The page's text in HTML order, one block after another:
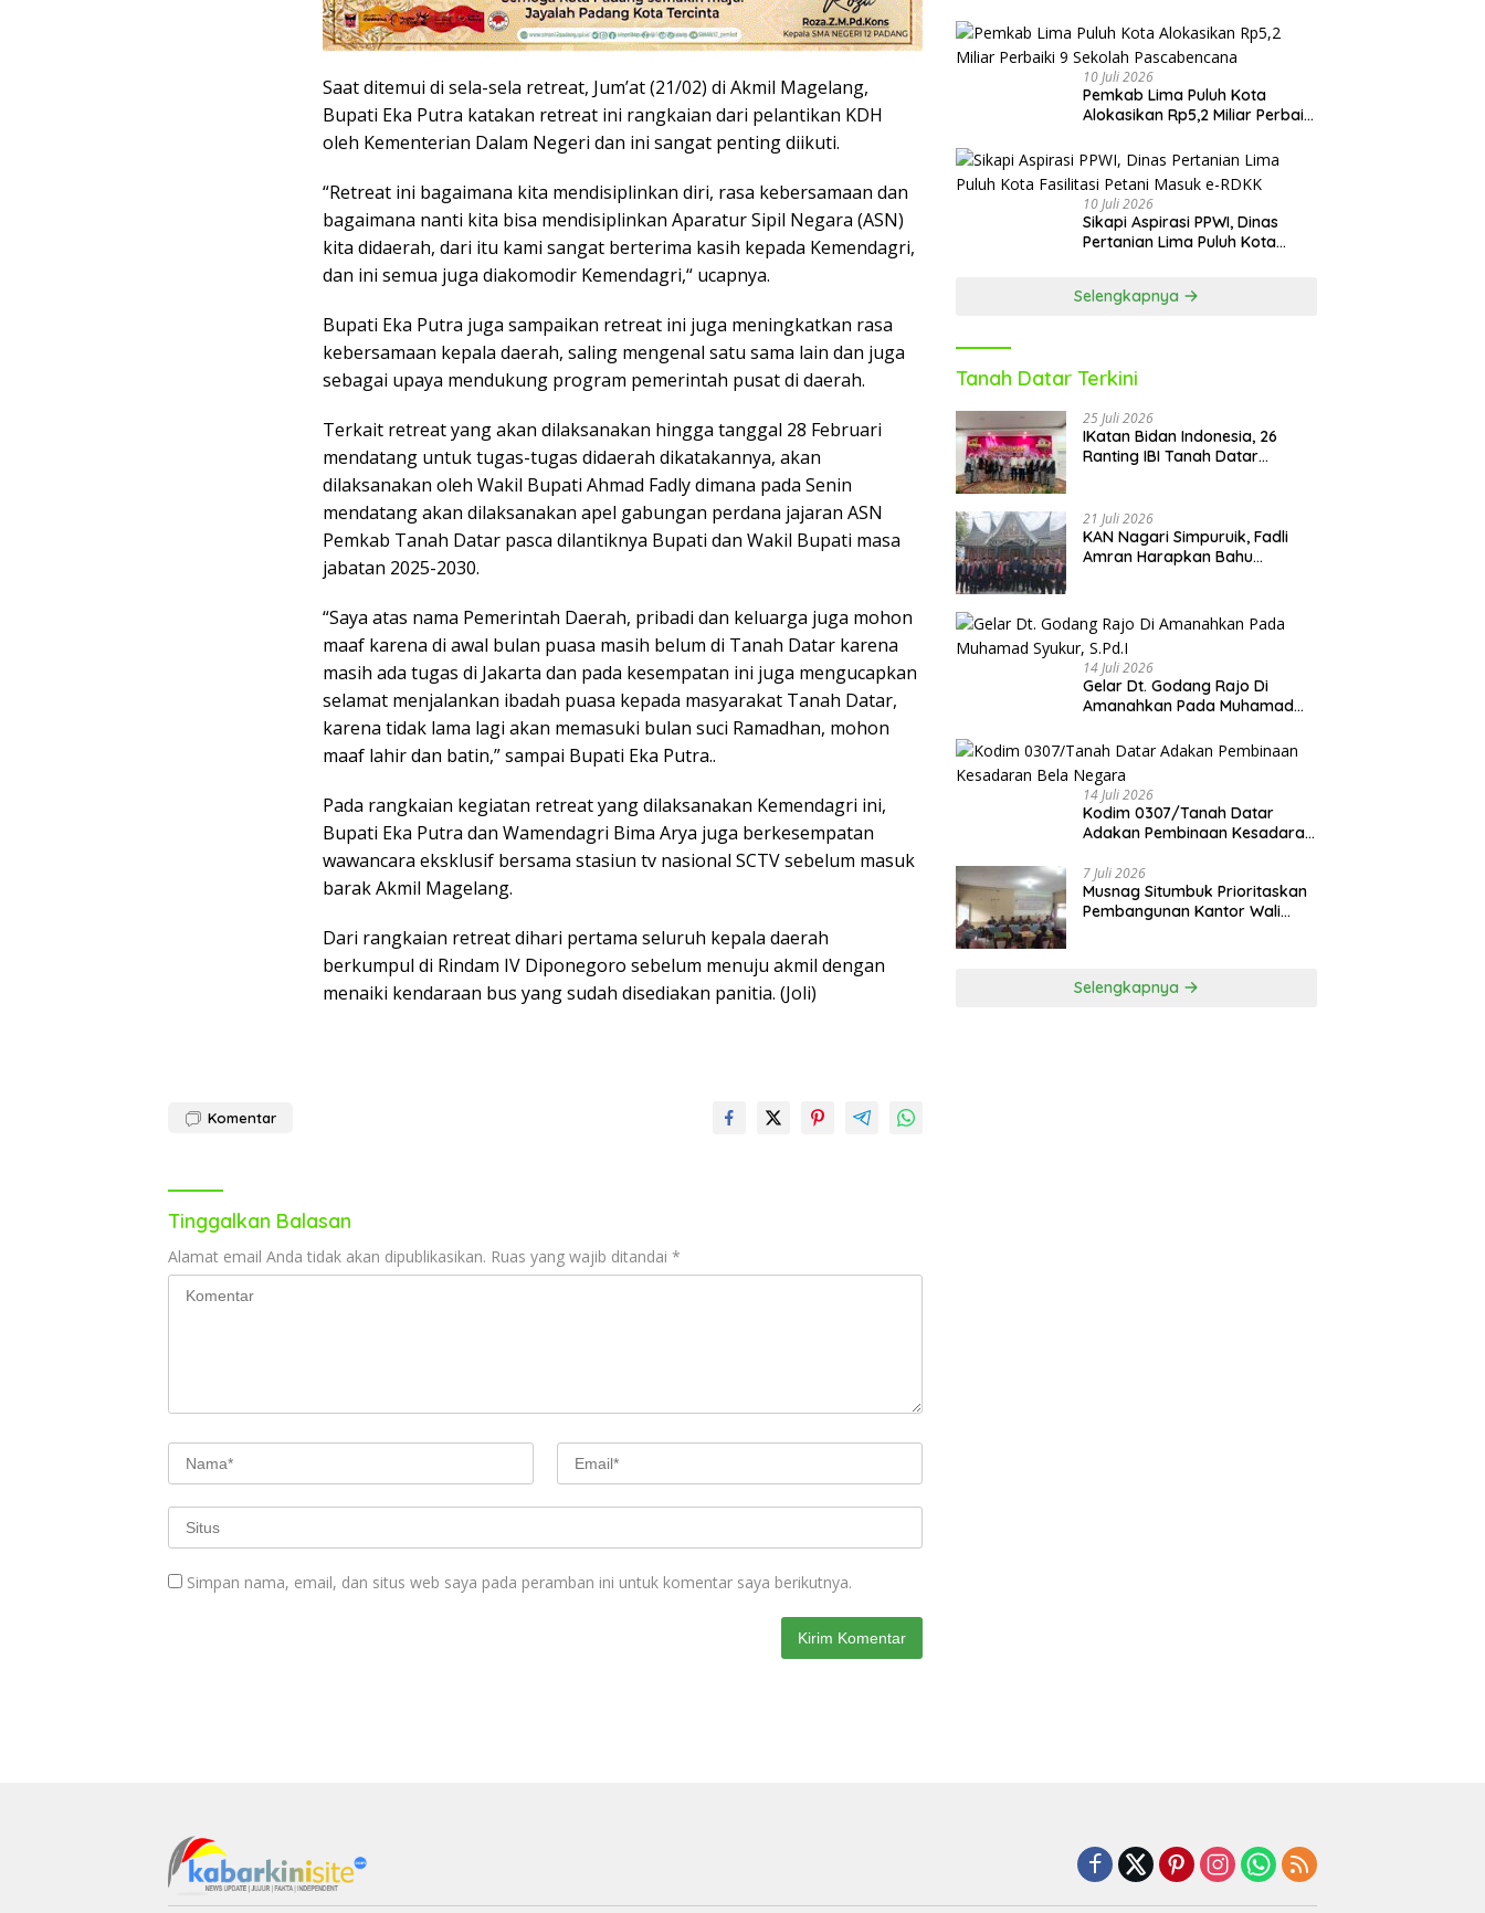
Saat ditemui di sela-sela retreat, Jum’at (21/02) di Akmil Magelang,
Bupati Eka Putra katakan retreat ini rangkaian dari pelantikan KDH
oleh Kementerian Dalam Negeri dan ini sangat penting diikuti.
“Retreat ini bagaimana kita mendisiplinkan diri, rasa kebersamaan dan
bagaimana nanti kita bisa mendisiplinkan Aparatur Sipil Negara (ASN)
kita didaerah, dari itu kami sangat berterima kasih kepada Kemendagri,
dan ini semua juga diakomodir Kemendagri,“ ucapnya.
Bupati Eka Putra juga sampaikan retreat ini juga meningkatkan rasa
kebersamaan kepala daerah, saling mengenal satu sama lain dan juga
sebagai upaya mendukung program pemerintah pusat di daerah.
Terkait retreat yang akan dilaksanakan hingga tanggal 28 Februari
mendatang untuk tugas-tugas didaerah dikatakannya, akan
dilaksanakan oleh Wakil Bupati Ahmad Fadly dimana pada Senin
mendatang akan dilaksanakan apel gabungan perdana jajaran ASN
Pemkab Tanah Datar pasca dilantiknya Bupati dan Wakil Bupati masa
jabatan 2025-2030.
“Saya atas nama Pemerintah Daerah, pribadi dan keluarga juga mohon
maaf karena di awal bulan puasa masih belum di Tanah Datar karena
masih ada tugas di Jakarta dan pada kesempatan ini juga mengucapkan
selamat menjalankan ibadah puasa kepada masyarakat Tanah Datar,
karena tidak lama lagi akan memasuki bulan suci Ramadhan, mohon
maaf lahir dan batin,” sampai Bupati Eka Putra..
Pada rangkaian kegiatan retreat yang dilaksanakan Kemendagri ini,
Bupati Eka Putra dan Wamendagri Bima Arya juga berkesempatan
wawancara eksklusif bersama stasiun tv nasional SCTV sebelum masuk
barak Akmil Magelang.
Dari rangkaian retreat dihari pertama seluruh kepala daerah
berkumpul di Rindam IV Diponegoro sebelum menuju akmil dengan
menaiki kendaraan bus yang sudah disediakan panitia. (Joli)
Komentar
Tinggalkan Balasan
Alamat email Anda tidak akan dipublikasikan. Ruas yang wajib ditandai *
Simpan nama, email, dan situs web saya pada peramban ini untuk komentar saya berikutnya.
Sekolah Pascabencana dan
Reguler
10 Juli 2026
Pemkab Lima Puluh Kota
Alokasikan Rp5,2 Miliar Perbaiki
10 Juli 2026
Sikapi Aspirasi PPWI, Dinas
Pertanian Lima Puluh Kota
Selengkapnya
Tanah Datar Terkini
25 Juli 2026
IKatan Bidan Indonesia, 26
Ranting IBI Tanah Datar
21 Juli 2026
KAN Nagari Simpuruik, Fadli
Amran Harapkan Bahu
14 Juli 2026
Gelar Dt. Godang Rajo Di
Amanahkan Pada Muhamad
14 Juli 2026
Kodim 0307/Tanah Datar
Adakan Pembinaan Kesadaran
7 Juli 2026
Musnag Situmbuk Prioritaskan
Pembangunan Kantor Wali
Selengkapnya